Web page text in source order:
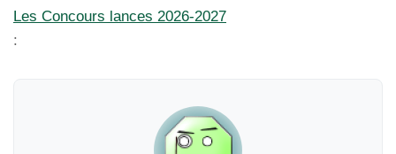
Les Concours lances 2026-2027
: